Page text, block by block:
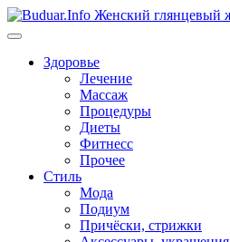
Перейти
к
Здоровье
Лечение
Массаж
Процедуры
Диеты
Фитнесс
Прочее
Стиль
Мода
Подиум
Причёски, стрижки